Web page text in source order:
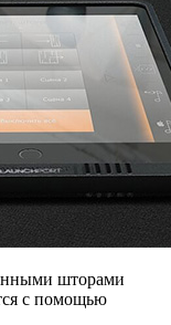
шторами
с помощью